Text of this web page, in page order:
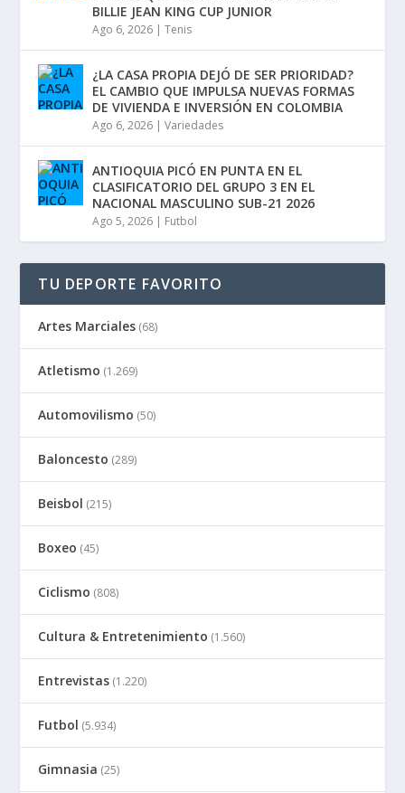
BILLIE JEAN KING CUP JUNIOR
Ago 6, 2026 |Tenis
¿LA CASA PROPIA DEJÓ DE SER PRIORIDAD?
EL CAMBIO QUE IMPULSA NUEVAS FORMAS
DE VIVIENDA E INVERSIÓN EN COLOMBIA
Ago 6, 2026 |Variedades
ANTIOQUIA PICÓ EN PUNTA EN EL
CLASIFICATORIO DEL GRUPO 3 EN EL
NACIONAL MASCULINO SUB-21 2026
Ago 5, 2026 | Futbol
TU DEPORTE FAVORITO
Artes Marciales (68)
Atletismo (1.269)
Automovilismo (50)
Baloncesto (289)
Beisbol (215)
Boxeo (45)
Ciclismo (808)
Cultura & Entretenimiento (1.560)
Entrevistas (1.220)
Futbol (5.934)
Gimnasia (25)